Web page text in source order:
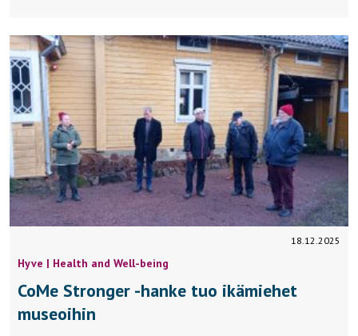
18.12.2025
Hyve | Health and Well-being
CoMe Stronger -hanke tuo ikämiehet
museoihin